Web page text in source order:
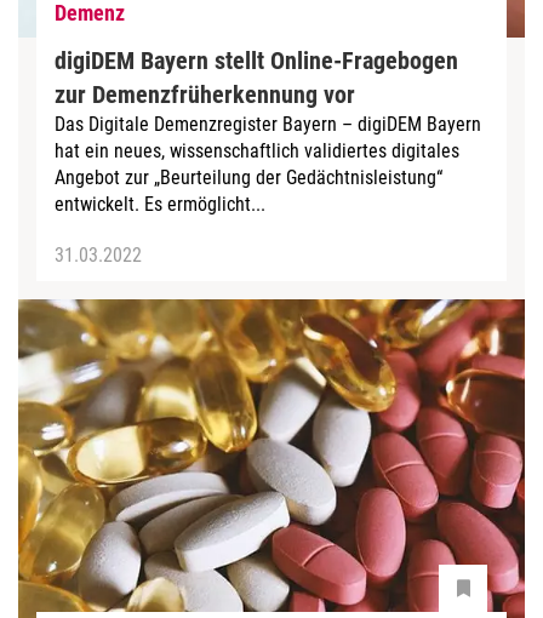
Demenz
digiDEM Bayern stellt Online-Fragebogen
zur Demenzfrüherkennung vor
Das Digitale Demenzregister Bayern – digiDEM Bayern
hat ein neues, wissenschaftlich validiertes digitales
Angebot zur „Beurteilung der Gedächtnisleistung“
entwickelt. Es ermöglicht...
31.03.2022